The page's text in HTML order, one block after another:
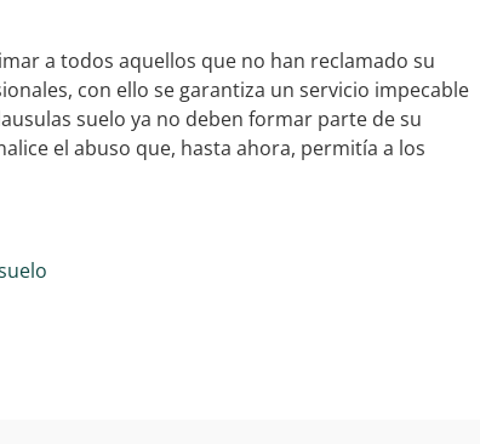
a todos aquellos que no han reclamado su
con ello se garantiza un servicio impecable
suelo ya no deben formar parte de su
el abuso que, hasta ahora, permitía a los